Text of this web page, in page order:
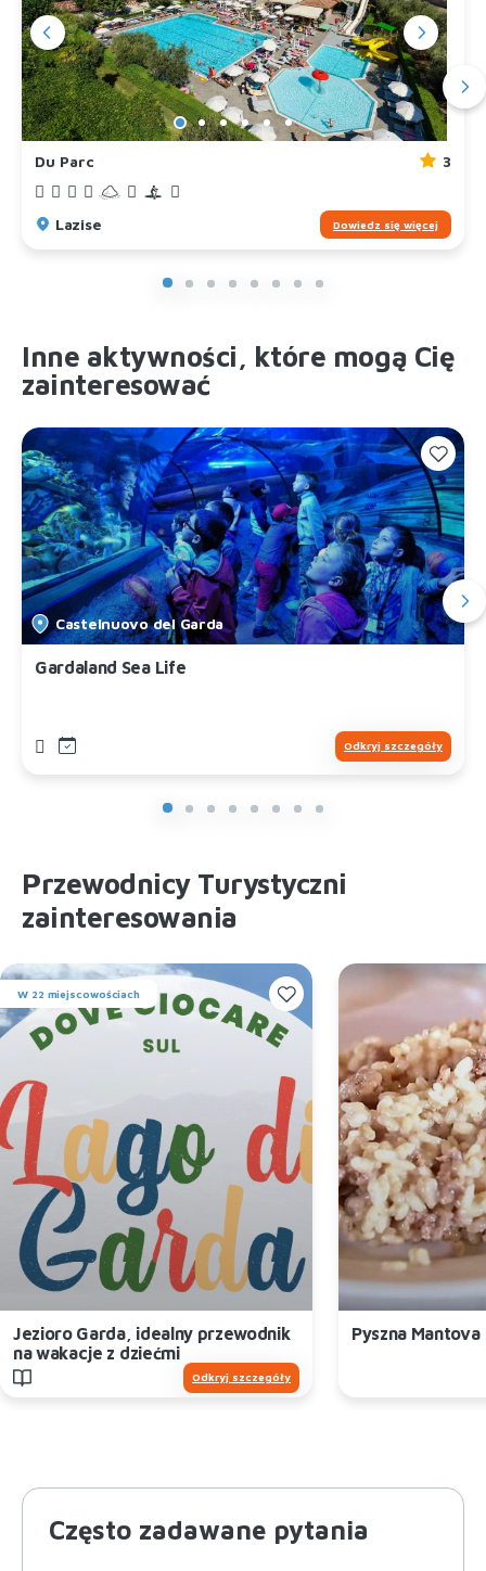
Du Parc 3
Lazise Dowiedz się więcej
Inne aktywności, które mogą Cię
zainteresować
Castelnuovo del Garda
Gardaland Sea Life
Odkryj szczegóły
Przewodnicy Turystyczni
zainteresowania
W 22 miejscowościach
Jezioro Garda, idealny przewodnik
na wakacje z dziećmi
Odkryj szczegóły
Pyszna Mantova
Często zadawane pytania